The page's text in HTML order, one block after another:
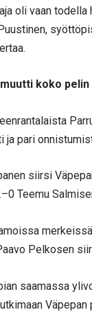
oli vaan
koko pelin
ja pari
siirsi
Teemu
Pelkosen
saamassa
Väpepan